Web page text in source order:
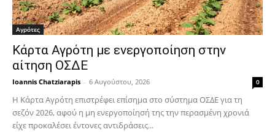
Αγρότες
Κάρτα Αγρότη με ενεργοποίηση στην
αίτηση ΟΣΔΕ
Ioannis Chatziarapis - 6 Αυγούστου, 2026 0
Η Κάρτα Αγρότη επιστρέφει επίσημα στο σύστημα ΟΣΔΕ για τη
σεζόν 2026, αφού η μη ενεργοποίησή της την περασμένη χρονιά
είχε προκαλέσει έντονες αντιδράσεις...